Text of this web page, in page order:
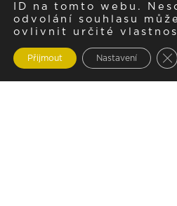
ID na tomto webu.
odvolání souhlasu
ovlivnit určité
Přijmout Nastavení